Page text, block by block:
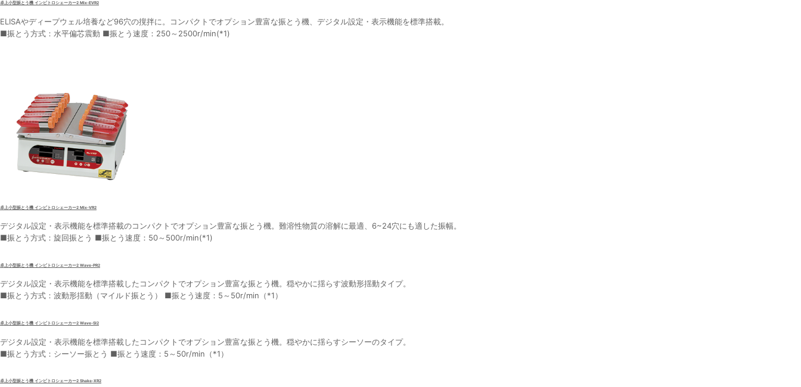
卓上小型振とう機 インビトロシェーカー2 Mix-EVR2
ELISAやディープウェル培養など96穴の撹拌に。コンパクトでオプション豊富な振とう機、デジタル設定・表示機能を標準搭載。
■振とう方式：水平偏芯震動 ■振とう速度：250～2500r/min(*1)
卓上小型振とう機 インビトロシェーカー2 Mix-VR2
デジタル設定・表示機能を標準搭載のコンパクトでオプション豊富な振とう機。難溶性物質の溶解に最適、6~24穴にも適した振幅。
■振とう方式：旋回振とう ■振とう速度：50～500r/min(*1)
卓上小型振とう機 インビトロシェーカー2 Wave-PR2
デジタル設定・表示機能を標準搭載したコンパクトでオプション豊富な振とう機。穏やかに揺らす波動形揺動タイプ。
■振とう方式：波動形揺動（マイルド振とう） ■振とう速度：5～50r/min（*1）
卓上小型振とう機 インビトロシェーカー2 Wave-SI2
デジタル設定・表示機能を標準搭載したコンパクトでオプション豊富な振とう機。穏やかに揺らすシーソーのタイプ。
■振とう方式：シーソー振とう ■振とう速度：5～50r/min（*1）
卓上小型振とう機 インビトロシェーカー2 Shake-XR2